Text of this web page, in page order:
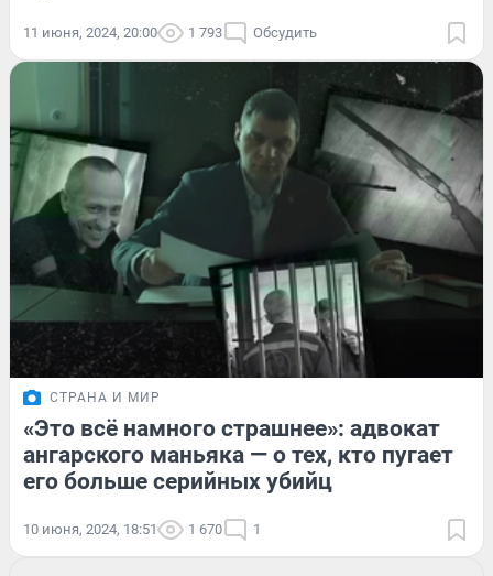
11 июня, 2024, 20:00 1 793 Обсудить
СТРАНА И МИР
«Это всё намного страшнее»: адвокат
ангарского маньяка — о тех, кто пугает
его больше серийных убийц
10 июня, 2024, 18:51 1 670 1